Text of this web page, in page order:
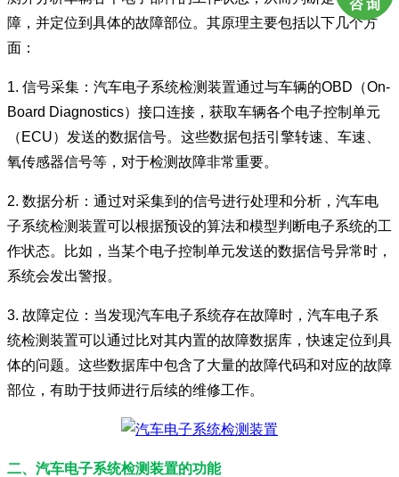
障，并定位到具体的故障部位。其原理主要包括以下几个方
面：
1. 信号采集：汽车电子系统检测装置通过与车辆的OBD（On-
Board Diagnostics）接口连接，获取车辆各个电子控制单元
（ECU）发送的数据信号。这些数据包括引擎转速、车速、
氧传感器信号等，对于检测故障非常重要。
2. 数据分析：通过对采集到的信号进行处理和分析，汽车电
子系统检测装置可以根据预设的算法和模型判断电子系统的工
作状态。比如，当某个电子控制单元发送的数据信号异常时，
系统会发出警报。
3. 故障定位：当发现汽车电子系统存在故障时，汽车电子系
统检测装置可以通过比对其内置的故障数据库，快速定位到具
体的问题。这些数据库中包含了大量的故障代码和对应的故障
部位，有助于技师进行后续的维修工作。
二、汽车电子系统检测装置的功能